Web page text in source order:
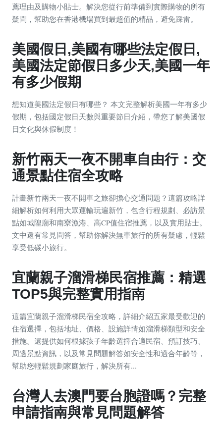
薦理由及購物小貼士。解決您從行前準備到實際購物的所有
疑問，幫助您在香港機場買到最超值的精品，避免踩雷。
美國假日,美國有哪些法定假日,
美國法定節假日多少天,美國一年
有多少假期
想知道美國法定假日有哪些？ 本文完整解析美國一年有多少
假期，包括國定假日天數與重要節日介紹，帶您了解美國假
日文化與休假制度！
新竹兩天一夜不開車自由行：交
通景點住宿全攻略
計畫新竹兩天一夜不開車之旅卻擔心交通問題？這篇攻略詳
細解析如何利用大眾運輸玩遍新竹，包含行程規劃、必訪景
點如城隍廟和南寮漁港、高CP值住宿推薦，以及實用貼士。
文中還有常見問答，幫助你解決無車旅行的所有疑慮，輕鬆
享受低碳小旅行。
宜蘭親子溜滑梯民宿推薦：精選
TOP5與完整實用指南
這篇宜蘭親子溜滑梯民宿全攻略，詳細介紹五家最受歡迎的
住宿選擇，包括地址、價格、設施詳情如溜滑梯類型和安全
措施。還提供如何根據孩子年齡選擇合適民宿、預訂技巧、
周邊景點資訊，以及常見問題解答如安全性和適合年齡等，
幫助您輕鬆規劃家庭旅行，解決所有...
台灣人去澳門要台胞證嗎？完整
申請指南與常見問題解答